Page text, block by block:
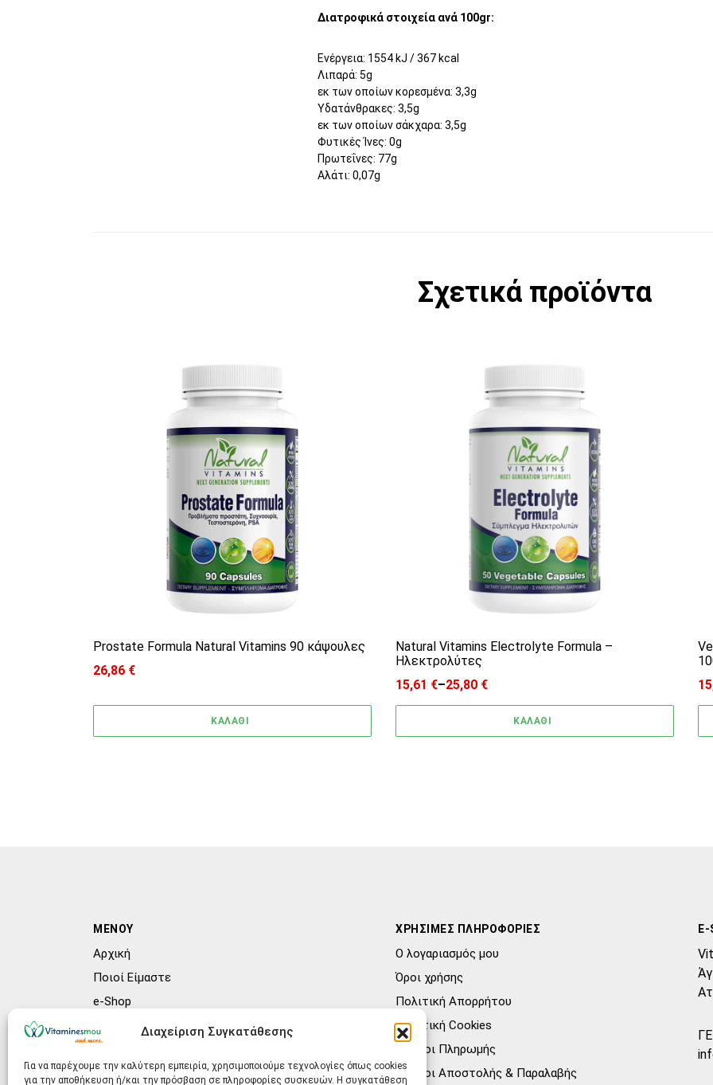
Διαχείριση Συγκατάθεσης
Για να παρέχουμε την καλύτερη εμπειρία, χρησιμοποιούμε τεχνολογίες όπως cookies
για την αποθήκευση ή/και την πρόσβαση σε πληροφορίες συσκευών. Η συγκατάθεση
Διατροφικά στοιχεία ανά 100gr:
Ενέργεια: 1554 kJ / 367 kcal
Λιπαρά: 5g
εκ των οποίων κορεσμένα: 3,3g
Υδατάνθρακες: 3,5g
εκ των οποίων σάκχαρα: 3,5g
Φυτικές Ίνες: 0g
Πρωτεΐνες: 77g
Αλάτι: 0,07g
Σχετικά προϊόντα
Prostate Formula Natural Vitamins 90 κάψουλες
26,86 €
ΚΑΛΑΘΙ
Natural Vitamins Electrolyte Formula –
Ηλεκτρολύτες
15,61 €–25,80 €
Price range: 15,61 € through 25,80 €
ΚΑΛΑΘΙ
Αυτό το προϊόν έχει πολλαπλές
ΜΕΝΟΥ
Αρχική
Ποιοί Είμαστε
e-Shop
Συχνές ερωτήσεις (FAQs)
ΧΡΗΣΙΜΕΣ ΠΛΗΡΟΦΟΡΙΕΣ
Ο λογαριασμός μου
Όροι χρήσης
Πολιτική Απορρήτου
Πολιτική Cookies
Τρόποι Πληρωμής
Τρόποι Αποστολής & Παραλαβής